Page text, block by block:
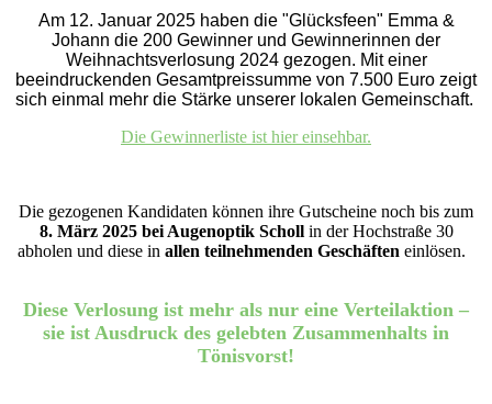
Am 12. Januar 2025 haben die "Glücksfeen" Emma &
Johann die 200 Gewinner und Gewinnerinnen der
Weihnachtsverlosung 2024 gezogen. Mit einer
beeindruckenden Gesamtpreissumme von 7.500 Euro zeigt
sich einmal mehr die Stärke unserer lokalen Gemeinschaft.
Die Gewinnerliste ist hier einsehbar.
Die gezogenen Kandidaten können ihre Gutscheine noch bis zum
8. März 2025 bei Augenoptik Schollin der Hochstraße 30
abholen und diese in allen teilnehmenden Geschäften einlösen.
Diese Verlosung ist mehr als nur eine Verteilaktion –
sie ist Ausdruck des gelebten Zusammenhalts in
Tönisvorst!